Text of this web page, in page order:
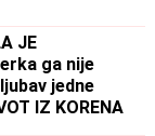
JE
ga nije
jedne
IZ KORENA